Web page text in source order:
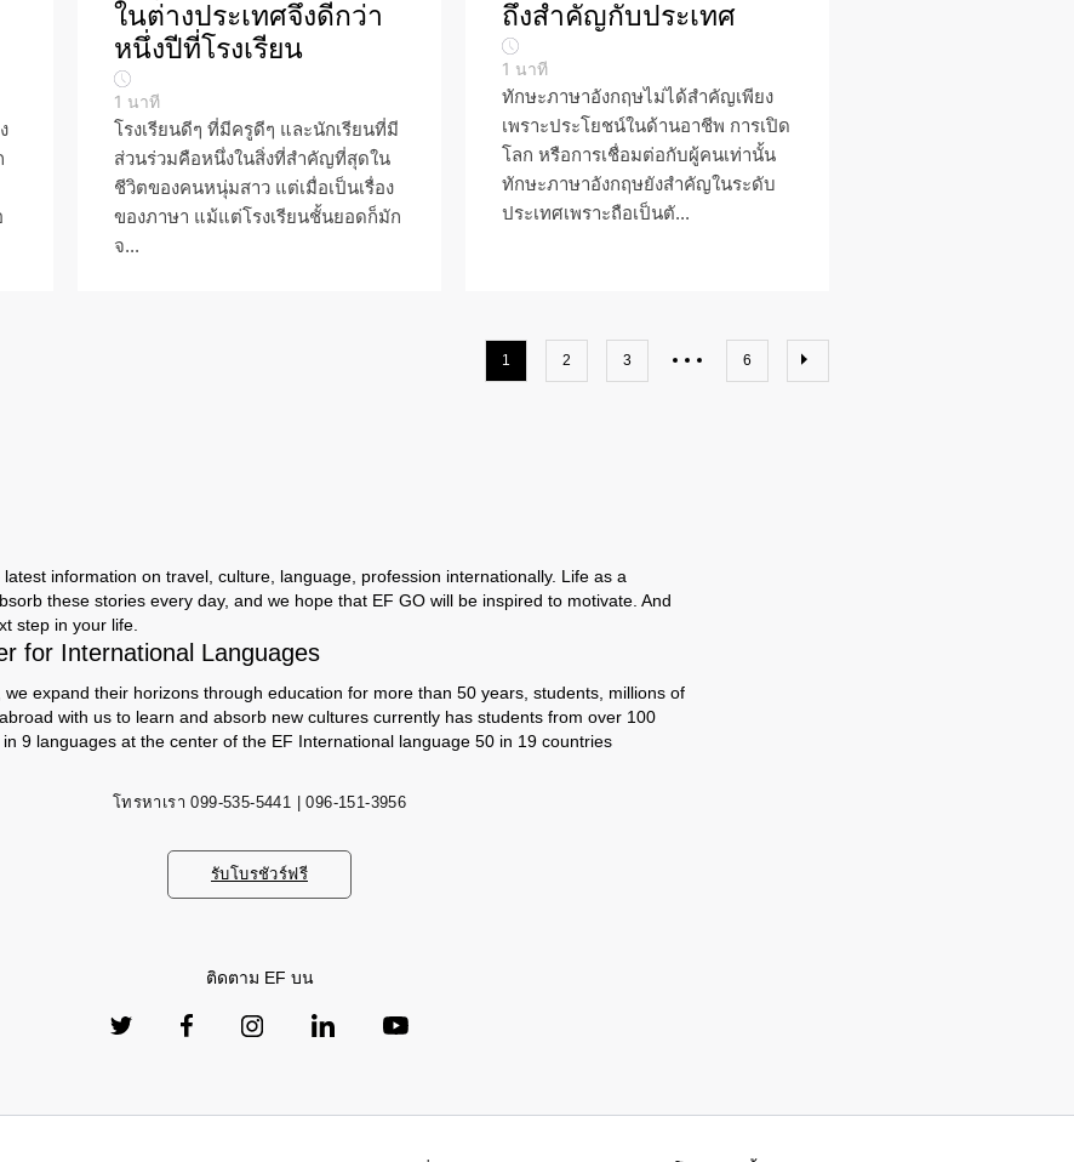
ในต่างประเทศจึงดีกว่า
หนึ่งปีที่โรงเรียน
1 นาที
โรงเรียนดีๆ ที่มีครูดีๆ และนักเรียนที่มี
ส่วนร่วมคือหนึ่งในสิ่งที่สำคัญที่สุดใน
ชีวิตของคนหนุ่มสาว แต่เมื่อเป็นเรื่อง
ของภาษา แม้แต่โรงเรียนชั้นยอดก็มัก
จ...
ถึงสำคัญกับประเทศ
1 นาที
ทักษะภาษาอังกฤษไม่ได้สำคัญเพียง
เพราะประโยชน์ในด้านอาชีพ การเปิด
โลก หรือการเชื่อมต่อกับผู้คนเท่านั้น
ทักษะภาษาอังกฤษยังสำคัญในระดับ
ประเทศเพราะถือเป็นตั...
1 2 3 6
information on travel, culture, language, profession internationally. Life as a
these stories every day, and we hope that EF GO will be inspired to motivate. And
step in your life.
for International Languages
we expand their horizons through education for more than 50 years, students, millions of
with us to learn and absorb new cultures currently has students from over 100
9 languages ​​at the center of the EF International language 50 in 19 countries
โทรหาเรา 099-535-5441 | 096-151-3956
รับโบรชัวร์ฟรี
ติดตาม EF บน